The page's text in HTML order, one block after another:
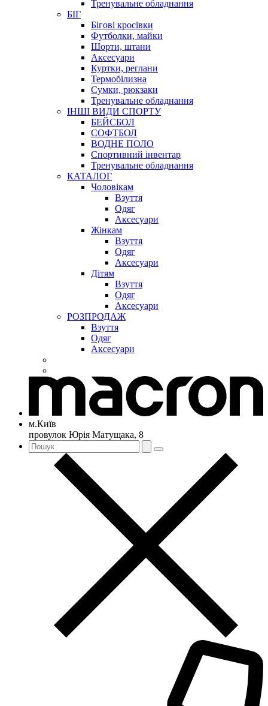
Тренувальне обладнання
БІГ
Бігові кросівки
Футболки, майки
Шорти, штани
Аксесуари
Куртки, реглани
Термобілизна
Сумки, рюкзаки
Тренувальне обладнання
ІНШІ ВИДИ СПОРТУ
БЕЙСБОЛ
СОФТБОЛ
ВОДНЕ ПОЛО
Спортивний інвентар
Тренувальне обладнання
КАТАЛОГ
Чоловікам
Взуття
Одяг
Аксесуари
Жінкам
Взуття
Одяг
Аксесуари
Дітям
Взуття
Одяг
Аксесуари
РОЗПРОДАЖ
Взуття
Одяг
Аксесуари
м.Київ
провулок Юрія Матущака, 8